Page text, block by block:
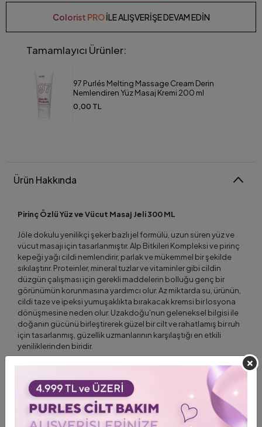
Colorist PROİLE ALIŞVERİŞE DEVAM EDİN
Tamamlayıcı Ürünler:
97 Purlés Melting Massage Cream Derin
Nemlendiren Yüz Masaj Kremi 200 ml
0,00 TL
Ürün Hakkında
Pirinç Özlü Yüz ve Vücut Masaj Jeli 300 ML
Jöle dokulu yenilikçi şeker bazlı jel formülü, uzun süren yüz ve
vücut masajı için tasarlanmıştır. Alp Bitkileri Kompleksi ve pirinç
kepeği yağı cildi nemlendirir, parlak ve mükemmel bir şekilde
sıkılaştırır. Proteinler, mineral tuzlar ve vitaminler gibi cildin
düzgün çalışması için gerekli maddelerin bolluğu genç bir
görünümün korunmasına yardımcı olur. Az miktarda su, ürünün,
cildi taze ve ipeksi yumuşaklıkta bırakacak kremsi bir losyona
dönüşmesine neden olur. Uzakdoğu'nun geleneksel bilgisi ile
doğanın gücünü birleştirerek güzel bir cilt ve rahatlamış bir ruh
için tasarlanmış, güzellik uzmanlarının karşılaştığı en etkili
yeniliklerinden biridir.
Kullanımı:Ürünü, emilene dek, temiz ve kuru yüzünüze,
boynunuza ve dekolte bölgenize nazik dairesel hareketerle
uygulayın. Sabah ve akşam kullanımına uygundur.